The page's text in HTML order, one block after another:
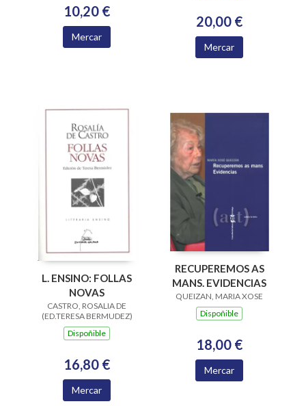
10,20 €
Mercar
20,00 €
Mercar
L. ENSINO: FOLLAS
NOVAS
CASTRO, ROSALIA DE
(ED.TERESA BERMUDEZ)
Dispoñible
16,80 €
Mercar
RECUPEREMOS AS
MANS. EVIDENCIAS
QUEIZAN, MARIA XOSE
Dispoñible
18,00 €
Mercar